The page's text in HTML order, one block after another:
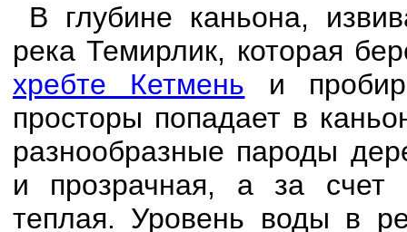
В глубине каньона,
река Темирлик, которая
хребте Кетмень и
просторы попадает в
разнообразные пароды
и прозрачная, а за счет
теплая. Уровень воды в